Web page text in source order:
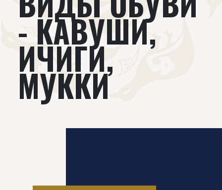
Подкасты
Видеолекторий
- КАВУШИ,
ИЧИГИ,
МУККИ